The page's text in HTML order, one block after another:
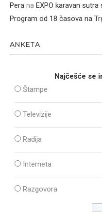
Pera na EXPO karavan
Program od 18 časova na
ANKETA
Najčešće se
Štampe
Televizije
Radija
Interneta
Razgovora